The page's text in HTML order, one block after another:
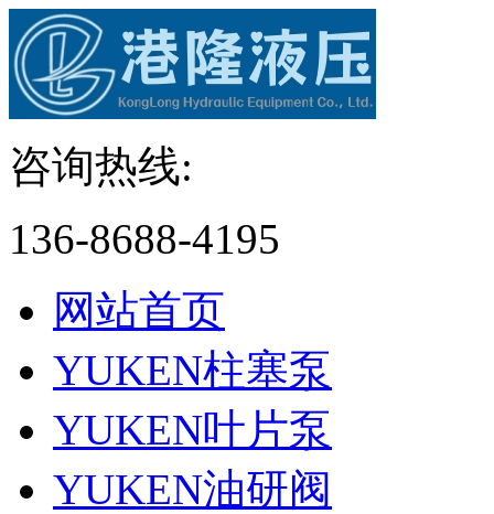
咨询热线:
136-8688-4195
网站首页
YUKEN柱塞泵
YUKEN叶片泵
YUKEN油研阀